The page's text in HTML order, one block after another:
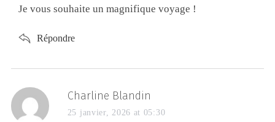
Je vous souhaite un magnifique voyage !
Répondre
Charline Blandin
25 janvier, 2026 at 05:30